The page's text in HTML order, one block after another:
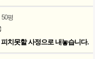
50평
치못할 사정으로 내놓습니다.